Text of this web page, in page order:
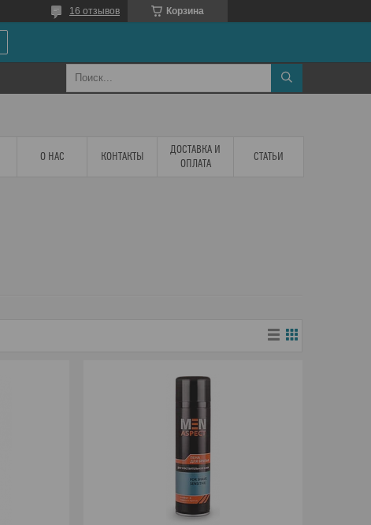
Корзина
16 отзывов
О НАС КОНТАКТЫ
ДОСТАВКА И
ОПЛАТА
СТАТЬИ